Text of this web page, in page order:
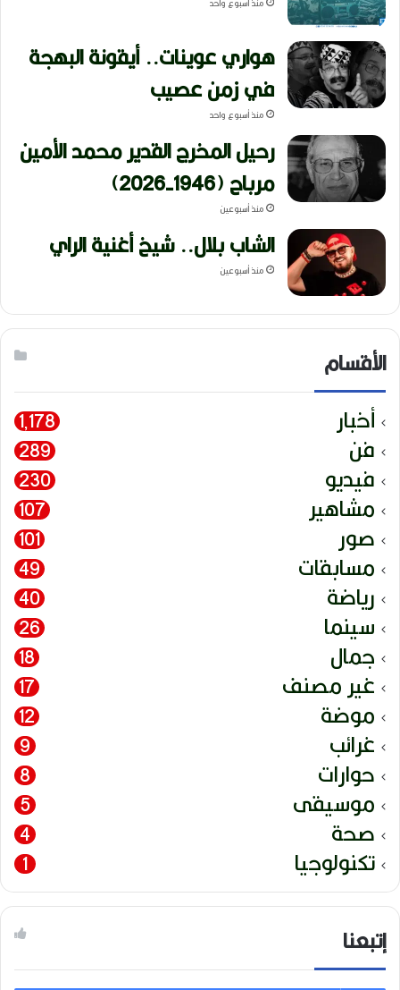
هواري عوينات.. أيقونة البهجة
في زمن عصيب
منذ أسبوع واحد
رحيل المخرج القدير محمد الأمين
مرباح (1946-2026)
منذ أسبوعين
الشاب بلال.. شيخ أغنية الراي
منذ أسبوعين
الأقسام
أخبار 1٬178
فن 289
فيديو 230
مشاهير 107
صور 101
مسابقات 49
رياضة 40
سينما 26
جمال 18
غير مصنف 17
موضة 12
غرائب 9
حوارات 8
موسيقى 5
صحة 4
تكنولوجيا 1
إتبعنا